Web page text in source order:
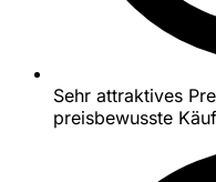
Sehr attraktives
preisbewusste